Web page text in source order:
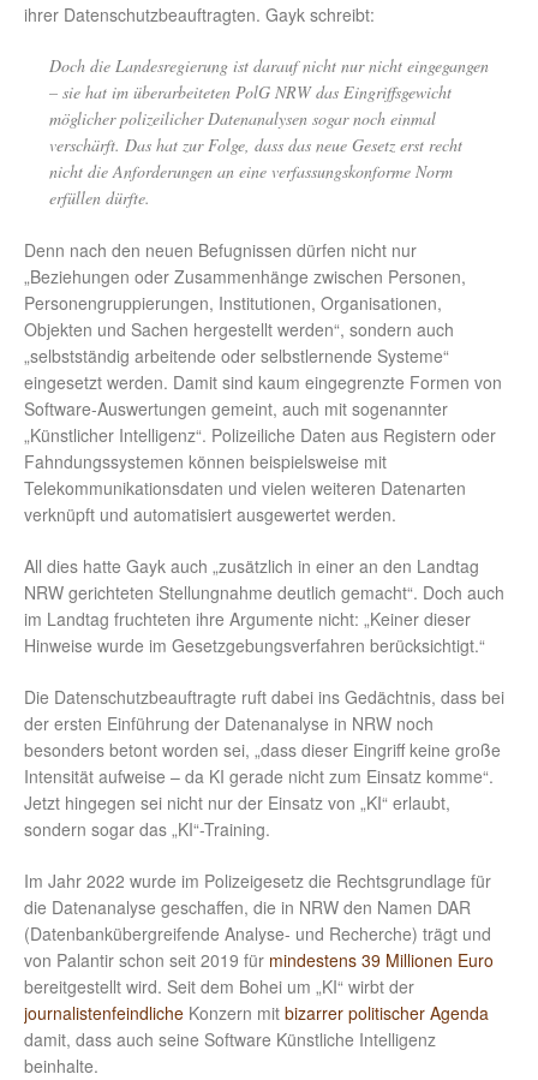
ihrer Datenschutzbeauftragten. Gayk schreibt:
Doch die Landesregierung ist darauf nicht nur nicht eingegangen
– sie hat im überarbeiteten PolG NRW das Eingriffsgewicht
möglicher polizeilicher Datenanalysen sogar noch einmal
verschärft. Das hat zur Folge, dass das neue Gesetz erst recht
nicht die Anforderungen an eine verfassungskonforme Norm
erfüllen dürfte.
Denn nach den neuen Befugnissen dürfen nicht nur
„Beziehungen oder Zusammenhänge zwischen Personen,
Personengruppierungen, Institutionen, Organisationen,
Objekten und Sachen hergestellt werden“, sondern auch
„selbstständig arbeitende oder selbstlernende Systeme“
eingesetzt werden. Damit sind kaum eingegrenzte Formen von
Software-Auswertungen gemeint, auch mit sogenannter
„Künstlicher Intelligenz“. Polizeiliche Daten aus Registern oder
Fahndungssystemen können beispielsweise mit
Telekommunikationsdaten und vielen weiteren Datenarten
verknüpft und automatisiert ausgewertet werden.
All dies hatte Gayk auch „zusätzlich in einer an den Landtag
NRW gerichteten Stellungnahme deutlich gemacht“. Doch auch
im Landtag fruchteten ihre Argumente nicht: „Keiner dieser
Hinweise wurde im Gesetzgebungsverfahren berücksichtigt.“
Die Datenschutzbeauftragte ruft dabei ins Gedächtnis, dass bei
der ersten Einführung der Datenanalyse in NRW noch
besonders betont worden sei, „dass dieser Eingriff keine große
Intensität aufweise – da KI gerade nicht zum Einsatz komme“.
Jetzt hingegen sei nicht nur der Einsatz von „KI“ erlaubt,
sondern sogar das „KI“-Training.
Im Jahr 2022 wurde im Polizeigesetz die Rechtsgrundlage für
die Datenanalyse geschaffen, die in NRW den Namen DAR
(Datenbankübergreifende Analyse- und Recherche) trägt und
von Palantir schon seit 2019 für mindestens 39 Millionen Euro
bereitgestellt wird. Seit dem Bohei um „KI“ wirbt der
journalistenfeindliche Konzern mit bizarrer politischer Agenda
damit, dass auch seine Software Künstliche Intelligenz
beinhalte.